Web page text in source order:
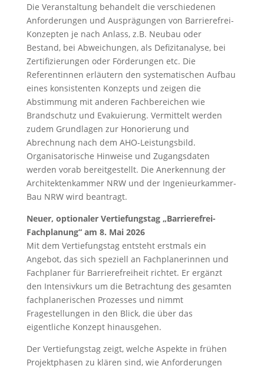
Die Veranstaltung behandelt die verschiedenen
Anforderungen und Ausprägungen von Barrierefrei-
Konzepten je nach Anlass, z.B. Neubau oder
Bestand, bei Abweichungen, als Defizitanalyse, bei
Zertifizierungen oder Förderungen etc. Die
Referentinnen erläutern den systematischen Aufbau
eines konsistenten Konzepts und zeigen die
Abstimmung mit anderen Fachbereichen wie
Brandschutz und Evakuierung. Vermittelt werden
zudem Grundlagen zur Honorierung und
Abrechnung nach dem AHO-Leistungsbild.
Organisatorische Hinweise und Zugangsdaten
werden vorab bereitgestellt. Die Anerkennung der
Architektenkammer NRW und der Ingenieurkammer-
Bau NRW wird beantragt.
Neuer, optionaler Vertiefungstag „Barrierefrei-
Fachplanung“ am 8. Mai 2026
Mit dem Vertiefungstag entsteht erstmals ein
Angebot, das sich speziell an Fachplanerinnen und
Fachplaner für Barrierefreiheit richtet. Er ergänzt
den Intensivkurs um die Betrachtung des gesamten
fachplanerischen Prozesses und nimmt
Fragestellungen in den Blick, die über das
eigentliche Konzept hinausgehen.
Der Vertiefungstag zeigt, welche Aspekte in frühen
Projektphasen zu klären sind, wie Anforderungen